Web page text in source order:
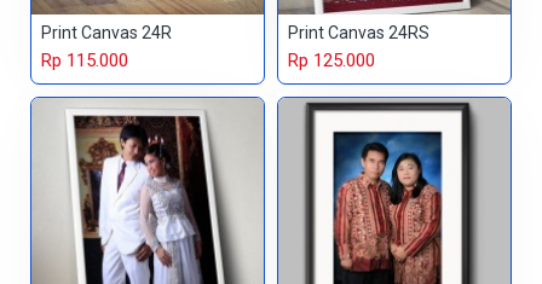
Print Canvas 24R
Rp 115.000
Print Canvas 24RS
Rp 125.000